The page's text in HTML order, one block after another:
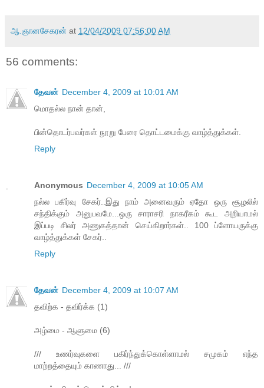
ஆ.ஞானசேகரன் at 12/04/2009 07:56:00 AM
56 comments:
தேவன் December 4, 2009 at 10:01 AM
மொதல்ல நான் தான்,
பின்தொடர்பவர்கள் நூறு பேரை தொட்டமைக்கு வாழ்த்துக்கள்.
Reply
Anonymous December 4, 2009 at 10:05 AM
நல்ல பகிர்வு சேகர்..இது நாம் அனைவரும் ஏதோ ஒரு சூழலில்
சந்திக்கும் அனுபவமே...ஒரு சாராசரி நாகரீகம் கூட அறியாமல்
இப்படி சிலர் அணுகத்தான் செய்கிறார்கள்.. 100 ப்ளோயருக்கு
வாழ்த்துக்கள் சேகர்..
Reply
தேவன் December 4, 2009 at 10:07 AM
தவிற்க - தவிர்க்க (1)
அழ்மை - ஆளுமை (6)
/// உணர்வுகளை பகிர்ந்துக்கொள்ளாமல் சமுகம் எந்த
மாற்றத்தையும் காணாது... ///